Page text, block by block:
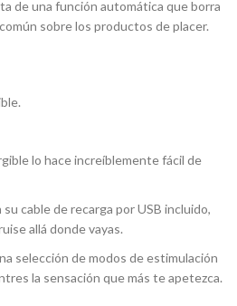
de una función automática que borra
sobre los productos de placer.
lo hace increíblemente fácil de
cable de recarga por USB incluido,
allá donde vayas.
selección de modos de estimulación
la sensación que más te apetezca.